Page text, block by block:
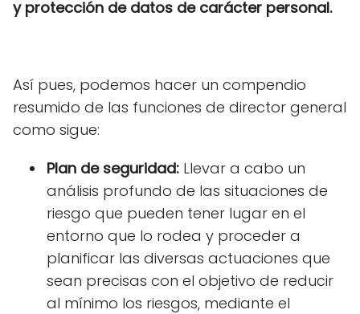
y protección de datos de carácter personal.
Así pues, podemos hacer un compendio
resumido de las funciones de director general
como sigue:
Plan de seguridad: Llevar a cabo un
análisis profundo de las situaciones de
riesgo que pueden tener lugar en el
entorno que lo rodea y proceder a
planificar las diversas actuaciones que
sean precisas con el objetivo de reducir
al mínimo los riesgos, mediante el